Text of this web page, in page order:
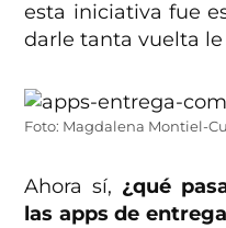
esta iniciativa fue
darle tanta vuelta
Foto: Magdalena Montiel-
Ahora sí, ¿qué
las apps de